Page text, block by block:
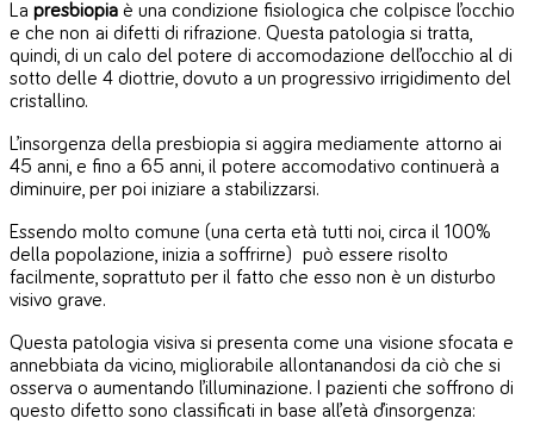
La presbiopia è una condizione fisiologica che colpisce l’occhio
e che non ai difetti di rifrazione. Questa patologia si tratta,
quindi, di un calo del potere di accomodazione dell’occhio al di
sotto delle 4 diottrie, dovuto a un progressivo irrigidimento del
cristallino.
L’insorgenza della presbiopia si aggira mediamente attorno ai
45 anni, e fino a 65 anni, il potere accomodativo continuerà a
diminuire, per poi iniziare a stabilizzarsi.
Essendo molto comune (una certa età tutti noi, circa il 100%
della popolazione, inizia a soffrirne) può essere risolto
facilmente, soprattuto per il fatto che esso non è un disturbo
visivo grave.
Questa patologia visiva si presenta come una visione sfocata e
annebbiata da vicino, migliorabile allontanandosi da ciò che si
osserva o aumentando l’illuminazione. I pazienti che soffrono di
questo difetto sono classificati in base all’età d’insorgenza: